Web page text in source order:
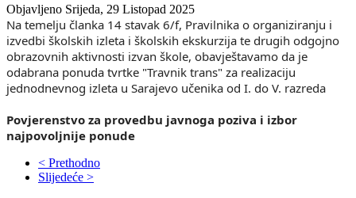
Objavljeno Srijeda, 29 Listopad 2025
Na temelju članka 14 stavak 6/f, Pravilnika o organiziranju i
izvedbi školskih izleta i školskih ekskurzija te drugih odgojno
obrazovnih aktivnosti izvan škole, obavještavamo da je
odabrana ponuda tvrtke "Travnik trans" za realizaciju
jednodnevnog izleta u Sarajevo učenika od I. do V. razreda
Povjerenstvo za provedbu javnoga poziva i izbor
najpovoljnije ponude
< Prethodno
Slijedeće >